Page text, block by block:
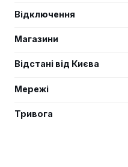
Відключення
Магазини
Відстані від Києва
Мережі
Тривога